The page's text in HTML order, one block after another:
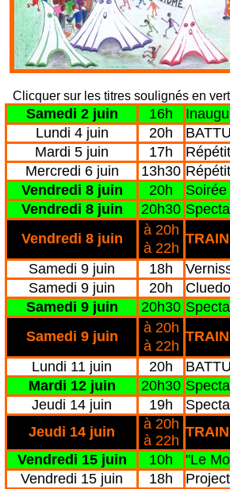
Clicquer sur les titres soulignés en
Samedi 2 juin 16h
Lundi 4 juin
20h
Mardi 5 juin
17h
Mercredi 6 juin
13h30
Vendredi 8 juin
20h
Vendredi 8 juin
20h30
Vendredi 8 juin
à 20h
à 22h
Samedi 9 juin
18h
Samedi 9 juin
20h
Samedi 9 juin
20h30
Samedi 9 juin
à 20h
à 22h
Lundi 11 juin
20h
Mardi 12 juin
20h30
Jeudi 14 juin
19h
Jeudi 14 juin
à 20h
à 22h
Vendredi 15 juin
10h
"Le
Vendredi 15 juin
18h